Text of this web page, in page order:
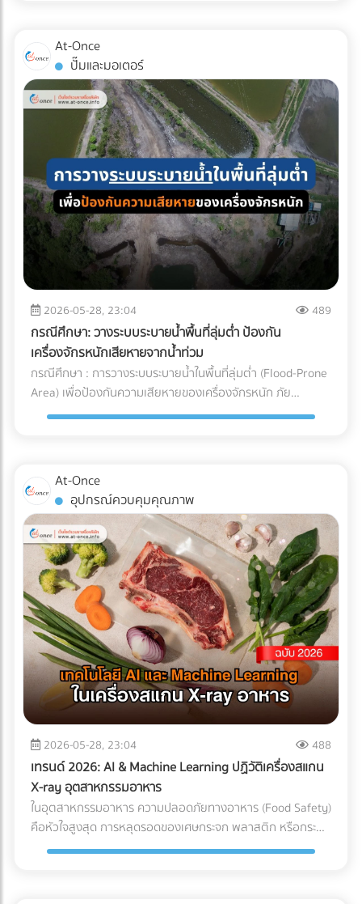
ความเสี่ยงที่คุ้มค่า: ลดอัตราของเสีย (Zero False Reject):
ป้องกันปัญหาสินค้าไม่ได้สเปก (Out of Spec) เมื่อมาถึงโรงงาน
ซึ่งหากสีหรือกลิ่นเพี้ยนไป ฝ่าย QA/QC จะต้องตีกลับสินค้าทั้ง
แบตช์ ทำให้เสียทั้งเงินและเวลา ความเสถียรของผลิตภัณฑ์
(Product Consistency): การใช้วัตถุดิบที่คุณภาพคงที่ ช่วยให้
โรงงานควบคุมมาตรฐานของสินค้าสำเร็จรูป (End-product) ได้
ง่ายขึ้น ไม่ว่าจะเป็นเครื่องดื่มบรรจุขวด หรือเบเกอรี่ สีและรสชาติ
จะเหมือนเดิมทุกรอบการผลิต ยืดอายุการจัดเก็บ (Extended
Shelf Life): มัทฉะที่ถูกควบคุมอุณหภูมิมาอย่างดีตั้งแต่ต้นทาง
จะมีอายุการจัดเก็บในคลังสินค้าของโรงงานได้นานขึ้น ช่วยให้ฝ่าย
จัดซื้อบริหารจัดการรอบการสั่งซื้อ (Lead Time) ได้อย่างยืดหยุ่น
บทสรุป คุณภาพของเครื่องดื่มหรืออาหารรสมัทฉะ ไม่ได้เริ่มต้นที่
สายพานการผลิตในโรงงาน แต่เริ่มต้นตั้งแต่การเลือกใช้วัตถุดิบ
และการบริหารจัดการ Supply Chain สำหรับองค์กรและโรงงานผู้
ผลิต การทำความเข้าใจระบบ Cold Chain Logistics และการ
เลือกพาร์ทเนอร์ผู้นำเข้าที่มีมาตรฐานการควบคุมอุณหภูมิที่
รัดกุมและสามารถตรวจสอบย้อนกลับได้ (Traceability) จึงเป็น
กลยุทธ์สำคัญที่จะช่วยปกป้องคุณภาพของสินค้า รักษากำไร และ
สร้างความไว้วางใจให้กับผู้บริโภคได้อย่างยั่งยืน
เหมาคันสำหรับทริปต่อไปอยู่หรือเปล่า? เปรียบเทียบราคาและ
ค้นหาบริษัทให้ เช่ารถบัสนิติบุคคล ที่เชื่อถือได้ ออกใบกำกับภาษี
ได้ 100% บนแพลตฟอร์ม At-Once ได้เลย
มาใช้ระบบรถลำเลียงอัตโนมัติ (AGV) การนำรถลำเลียงสินค้า
อัตโนมัติ (AGV) เข้ามาใช้วิ่งส่งของในคลังสินค้าช่วยลดแรงงาน
ได้มหาศาล แต่เนื่องจากหุ่นยนต์ประเภทนี้มีการเคลื่อนที่ตลอด
เวลา การเตรียมพื้นที่จึงต้องรัดกุมเป็นพิเศษ: เคลียร์สิ่งกีดขวาง
และทำพื้นผิวให้เรียบ: ระบบนำทาง AGV ไม่ว่าจะเป็นแบบแถบแม่
เหล็กหรือระบบนำทางด้วยเลเซอร์ (LiDAR) จะทำงานได้ดีที่สุดบน
พื้นผิวที่เรียบ ไม่มีหลุมบ่อ และไม่มีเศษขยะบดบังเซนเซอร์ที่ตัวรถ
กำหนดทางวิ่งและจัดระเบียบ Traffic: ต้องระบุเส้นทางการวิ่งของ
AGV ให้ชัดเจน โดยเว้นระยะห่างจากทางเดินของมนุษย์
(Pedestrian Walkway) อย่างน้อย 0.5 เมตรตามมาตรฐาน และ
ต้องมีป้ายเตือนในจุดตัดหรือทางแยกที่หุ่นยนต์ต้องวิ่งผ่าน จัด
พื้นที่สถานีชาร์จไฟอัตโนมัติ (Charging Zone): รถ AGV ยุคใหม่
จะวิ่งกลับไปชาร์จแบตเตอรี่เองเมื่อแบตใกล้หมด พื้นที่นี้ต้องมีการ
ระบายอากาศที่ดีเนื่องจากมีความร้อนสูง และต้องติดตั้งระบบตัด
ไฟฉุกเฉิน ตรวจสอบระบบเซนเซอร์กันชน (Safety Laser
Scanner): ก่อนปล่อยรถวิ่งจริง ต้องทดสอบระบบตรวจจับสิ่ง
กีดขวางของรถ AGV ว่าสามารถเบรกหรือชะลอความเร็วได้ทัน
ท่วงทีเมื่อมีพนักงานเดินตัดหน้าตาม มาตรฐานความปลอดภัย
AGV ISO 3691-4 กำลังมองหาผู้เชี่ยวชาญด้านระบบ AGV หรือ
อยากเปลี่ยนคลังสินค้าเป็น Smart Warehouse? ค้นหาและ
At-Once
ปั๊มและมอเตอร์
2026-05-28, 23:04 489
กรณีศึกษา: วางระบบระบายน้ำพื้นที่ลุ่มต่ำ ป้องกัน
เครื่องจักรหนักเสียหายจากน้ำท่วม
กรณีศึกษา : การวางระบบระบายน้ำในพื้นที่ลุ่มต่ำ (Flood-Prone
Area) เพื่อป้องกันความเสียหายของเครื่องจักรหนัก ภัย
ธรรมชาติและฝนตกหนัก เป็นฝันร้ายของผู้รับเหมาและเจ้าของ
หรือรถตอกเสาเข็ม จมน้ำ นี่คือกรณีศึกษาและบทเรียนการจัดการ
พื้นที่ก่อสร้าง ว่าด้วย วิธีป้องกันเครื่องจักรเสียหายจากน้ำท่วม
ด้วยการวาง ระบบระบายน้ำ (Drainage System) อย่างมืออาชีพ
ปัญหาและความท้าทายของพื้นที่ลุ่มต่ำ ไซต์งานในพื้นที่ลุ่มต่ำมัก
เผชิญกับสภาพดินเหนียวที่อุ้มน้ำ (ไม่ซึมน้ำ) และมีระดับน้ำใต้ดิน
สูง เมื่อเกิดฝนตกหนัก น้ำจะขังตัวอย่างรวดเร็ว ทำให้ดินทรุดตัว
เครื่องจักรหนักติดหล่ม และเกิด Downtime หรือเวลาที่สูญเปล่า
ของโครงการที่ประเมินค่าไม่ได้ กล่าวคือ ปัญหาน้ำท่วมขังในพื้นที่
ลุ่มต่ำ ไม่ได้สร้างความเสียหายแค่ค่าซ่อมบำรุงเครื่องจักรเท่านั้น
แต่ทุกชั่วโมงที่รถขุดหรือรถเบคโฮต้องจอดนิ่งสนิท นั่นหมายถึง
ค่าแรงคนงานที่เสียเปล่า ค่าเช่าเครื่องจักรที่บานปลาย และความ
เสี่ยงที่จะโดนค่าปรับจากความล่าช้าในการส่งมอบโครงการ การ
ลงทุนวางระบบระบายน้ำที่ได้มาตรฐานตั้งแต่เนิ่นๆ จึงเป็นการซื้อ
ความเสี่ยงที่คุ้มค่าที่สุด กรณีศึกษาจำลอง: การวางระบบระบาย
น้ำพื้นที่ก่อสร้าง ในการแก้ปัญหาไซต์งานพื้นที่เสี่ยง บริษัทผู้รับ
เหมางานโยธาระบายน้ำ จะแบ่งการทำงานออกเป็น 2 เฟสหลัก:
เฟสที่ 1: การสำรวจและประเมินพื้นที่ (Site Assessment) ทีม
วิศวกรทำการสำรวจแผนที่ความสูง (Topographic Survey)
เพื่อหาจุดต่ำสุดของพื้นที่ และประเมินทิศทางการไหลของน้ำตาม
ธรรมชาติ เฟสที่ 2: การออกแบบและติดตั้งระบบระบายน้ำ
At-Once
อุปกรณ์ควบคุมคุณภาพ
2026-05-28, 23:04 488
เทรนด์ 2026: AI & Machine Learning ปฏิวัติเครื่องสแกน
X-ray อุตสาหกรรมอาหาร
ในอุตสาหกรรมอาหาร ความปลอดภัยทางอาหาร (Food Safety)
คือหัวใจสูงสุด การหลุดรอดของเศษกระจก พลาสติก หรือกระดูก
ชิ้นเล็กๆ เพียงชิ้นเดียว อาจนำไปสู่การเรียกคืนสินค้า (Product